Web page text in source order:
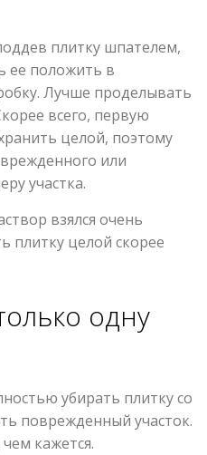
плитку шпателем,
ее положить в
Лучше проделывать
всего, первую
целой, поэтому
или
участка.
взялся очень
плитку целой скорее
одну
убирать плитку со
поврежденный участок.
кажется.